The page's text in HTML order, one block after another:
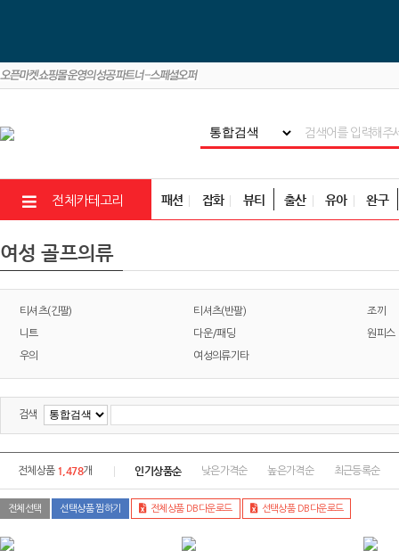
전체카테고리 패션 잡화 뷰티 출산 유아 완구
여성 골프의류
티셔츠(긴팔) 티셔츠(반팔) 조끼
니트 다운/패딩 원피스
우의 여성의류기타
검색
전체상품 1,478개 인기상품순 낮은가격순 높은가격순 최근등록순
전체선택 선택상품 찜하기 전체상품 DB다운로드 선택상품 DB다운로드